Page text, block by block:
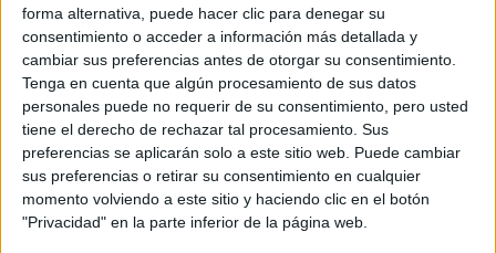
forma alternativa, puede hacer clic para denegar su
consentimiento o acceder a información más detallada y
cambiar sus preferencias antes de otorgar su consentimiento.
Tenga en cuenta que algún procesamiento de sus datos
personales puede no requerir de su consentimiento, pero usted
tiene el derecho de rechazar tal procesamiento. Sus
preferencias se aplicarán solo a este sitio web. Puede cambiar
sus preferencias o retirar su consentimiento en cualquier
momento volviendo a este sitio y haciendo clic en el botón
"Privacidad" en la parte inferior de la página web.
Universidad Pontificia Comillas
ESERP Digital Business & Law School
Centro
Universidad